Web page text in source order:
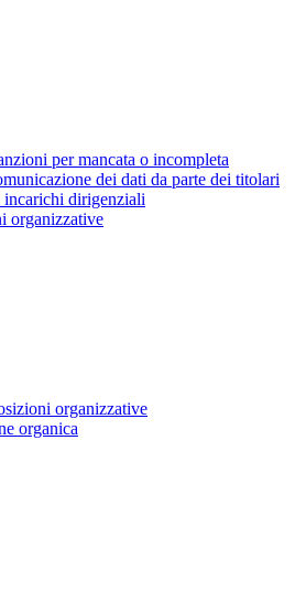
per mancata o incompleta
dei dati da parte dei titolari
incarichi dirigenziali
organizzative
organizzative
organica